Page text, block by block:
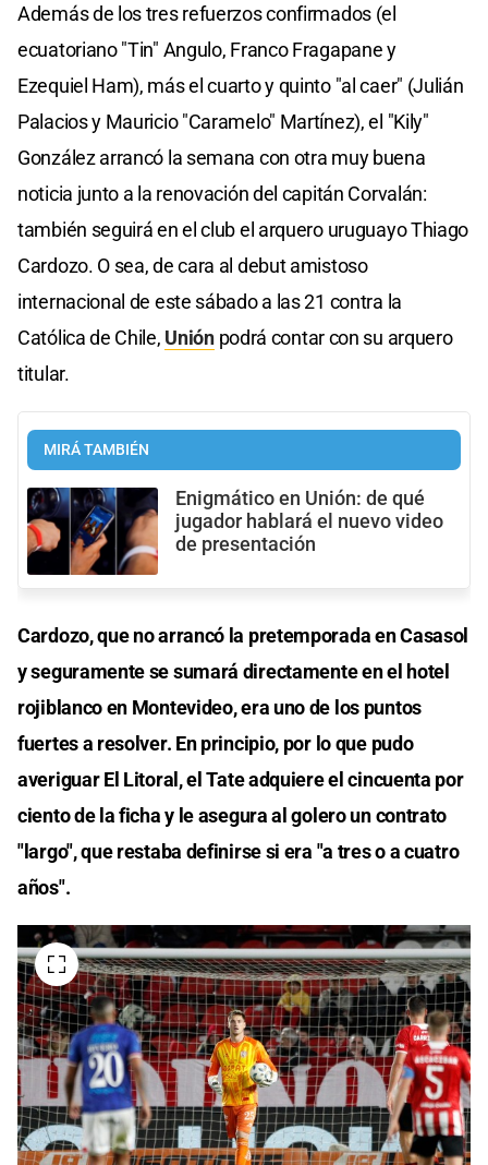
Además de los tres refuerzos confirmados (el
ecuatoriano "Tin" Angulo, Franco Fragapane y
Ezequiel Ham), más el cuarto y quinto "al caer" (Julián
Palacios y Mauricio "Caramelo" Martínez), el "Kily"
González arrancó la semana con otra muy buena
noticia junto a la renovación del capitán Corvalán:
también seguirá en el club el arquero uruguayo Thiago
Cardozo. O sea, de cara al debut amistoso
internacional de este sábado a las 21 contra la
Católica de Chile, Uniónpodrá contar con su arquero
titular.
MIRÁ TAMBIÉN
Enigmático en Unión: de qué
jugador hablará el nuevo video
de presentación
Cardozo, que no arrancó la pretemporada en Casasol
y seguramente se sumará directamente en el hotel
rojiblanco en Montevideo, era uno de los puntos
fuertes a resolver. En principio, por lo que pudo
averiguar El Litoral, el Tate adquiere el cincuenta por
ciento de la ficha y le asegura al golero un contrato
"largo", que restaba definirse si era "a tres o a cuatro
años".